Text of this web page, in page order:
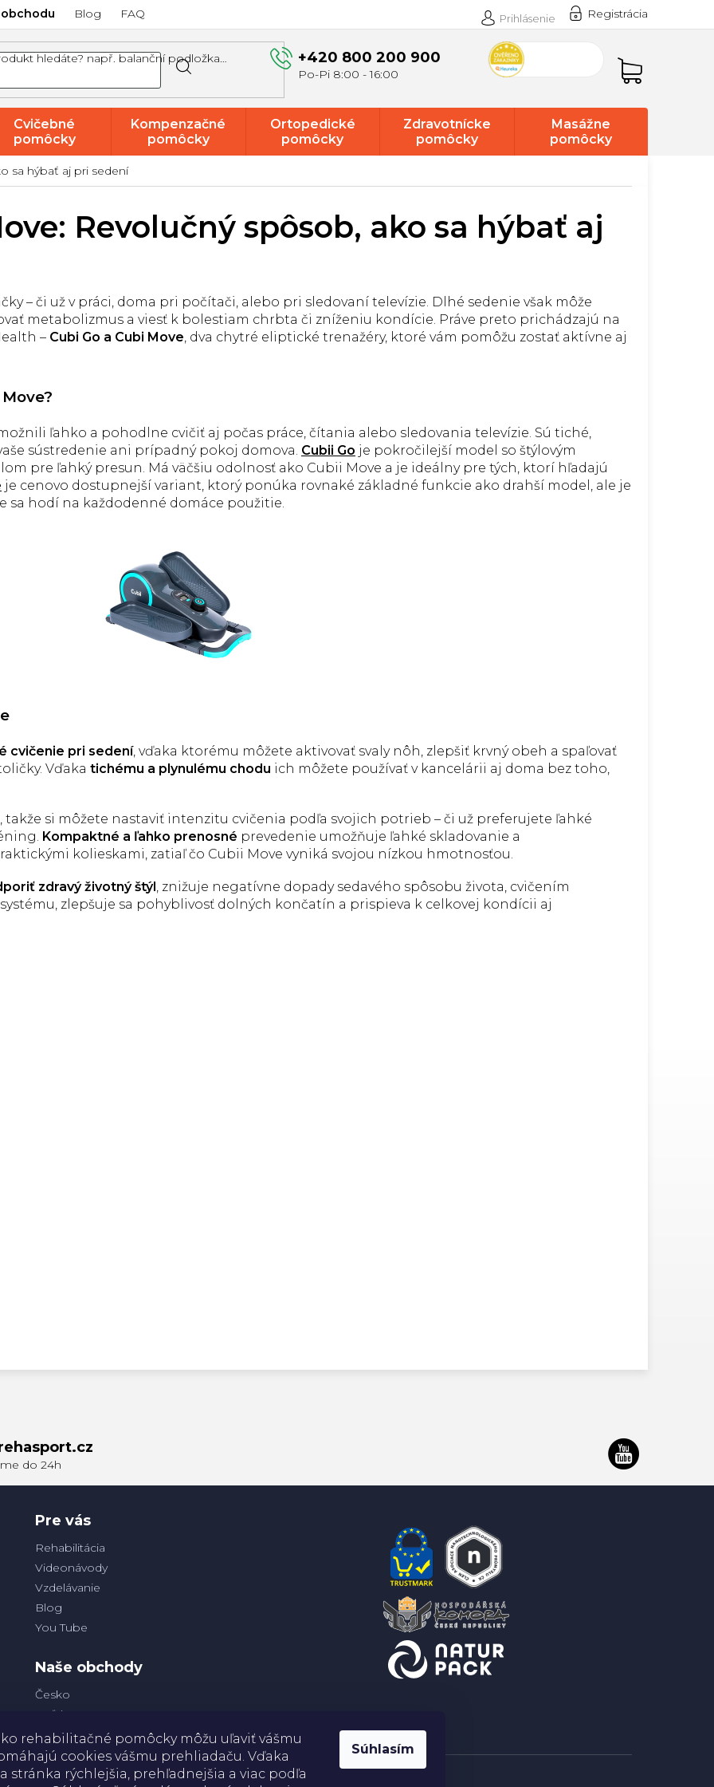
rehabilitačné pomôcky môžu uľaviť vášmu
cookies vášmu prehliadaču. Vďaka
stránka rýchlejšia, prehľadnejšia a viac podľa
Súhlasím
Blog FAQ Registrácia
Prihlásenie
+420 800 200 900
Nákupný
košík
Cvičebné
pomôcky
Kompenzačné
pomôcky
Ortopedické
pomôcky
Zdravotnícke
pomôcky
Masážne
pomôcky
výpredaj
sa hýbať aj pri sedení
Revolučný spôsob, ako sa hýbať aj
– či už v práci, doma pri počítači, alebo pri sledovaní televízie. Dlhé sedenie však môže
metabolizmus a viesť k bolestiam chrbta či zníženiu kondície. Práve preto prichádzajú na
– Cubi Go a Cubi Move, dva chytré eliptické trenažéry, ktoré vám pomôžu zostať aktívne aj
ľahko a pohodlne cvičiť aj počas práce, čítania alebo sledovania televízie. Sú tiché,
sústredenie ani prípadný pokoj domova. Cubii Go je pokročilejší model so štýlovým
pre ľahký presun. Má väčšiu odolnosť ako Cubii Move a je ideálny pre tých, ktorí hľadajú
je cenovo dostupnejší variant, ktorý ponúka rovnaké základné funkcie ako drahší model, ale je
sa hodí na každodenné domáce použitie.
cvičenie pri sedení, vďaka ktorému môžete aktivovať svaly nôh, zlepšiť krvný obeh a spaľovať
Vďaka tichému a plynulému chodu ich môžete používať v kancelárii aj doma bez toho,
, takže si môžete nastaviť intenzitu cvičenia podľa svojich potrieb – či už preferujete ľahké
Kompaktné a ľahko prenosné prevedenie umožňuje ľahké skladovanie a
kolieskami, zatiaľ čo Cubii Move vyniká svojou nízkou hmotnosťou.
zdravý životný štýl , znižuje negatívne dopady sedavého spôsobu života, cvičením
zlepšuje sa pohyblivosť dolných končatín a prispieva k celkovej kondícii aj
Pre vás
Rehabilitácia
Videonávody
Vzdelávanie
Blog
You Tube
Naše obchody
Česko
Poľsko
Platba